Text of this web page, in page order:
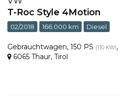
T-Roc Style 4Motion
02/2018 166.000 km Diesel
Gebrauchtwagen, 150 PS (110 KW),
6065 Thaur, Tirol